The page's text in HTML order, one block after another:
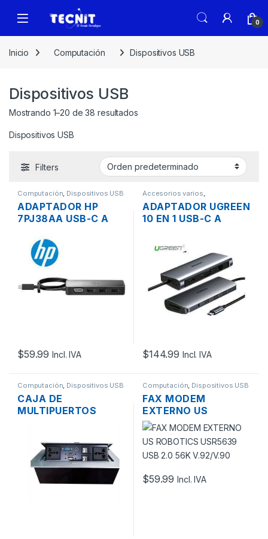
0
Inicio Computación Dispositivos USB
Dispositivos USB
Mostrando 1–20 de 38 resultados
Dispositivos USB
Filters
Computación, Dispositivos USB
ADAPTADOR HP
7PJ38AA USB-C A
HDMI + 2XUSB +
USB-C
$59.99 Incl. IVA
Accesorios varios,
Computación
ADAPTADOR UGREEN
10 EN 1 USB-C A
3XUSB 3.0, SD-
CARD, USB-C Y
AUDIO 3.5
$144.99 Incl. IVA
Computación, Dispositivos USB
CAJA DE
MULTIPUERTOS
PODER, HDMI, VGA,
USB, 2X RJ45 +
AUDIO
Computación, Dispositivos USB
FAX MODEM
EXTERNO US
ROBOTICS USR5639
USB 2.0 56K
V.92/V.90
$59.99 Incl. IVA